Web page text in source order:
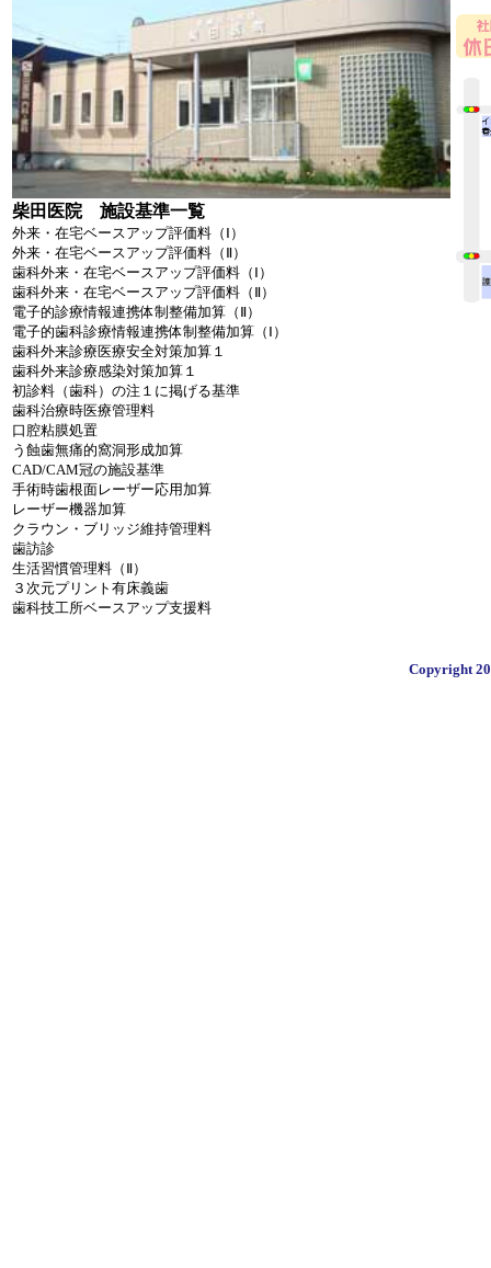
柴田医院 施設基準一覧
外来・在宅ベースアップ評価料（Ⅰ）
外来・在宅ベースアップ評価料（Ⅱ）
歯科外来・在宅ベースアップ評価料（Ⅰ）
歯科外来・在宅ベースアップ評価料（Ⅱ）
電子的診療情報連携体制整備加算（Ⅱ）
電子的歯科診療情報連携体制整備加算（Ⅰ）
歯科外来診療医療安全対策加算１
歯科外来診療感染対策加算１
初診料（歯科）の注１に掲げる基準
歯科治療時医療管理料
口腔粘膜処置
う蝕歯無痛的窩洞形成加算
CAD/CAM冠の施設基準
手術時歯根面レーザー応用加算
レーザー機器加算
クラウン・ブリッジ維持管理料
歯訪診
生活習慣管理料（Ⅱ）
３次元プリント有床義歯
歯科技工所ベースアップ支援料
Copyright